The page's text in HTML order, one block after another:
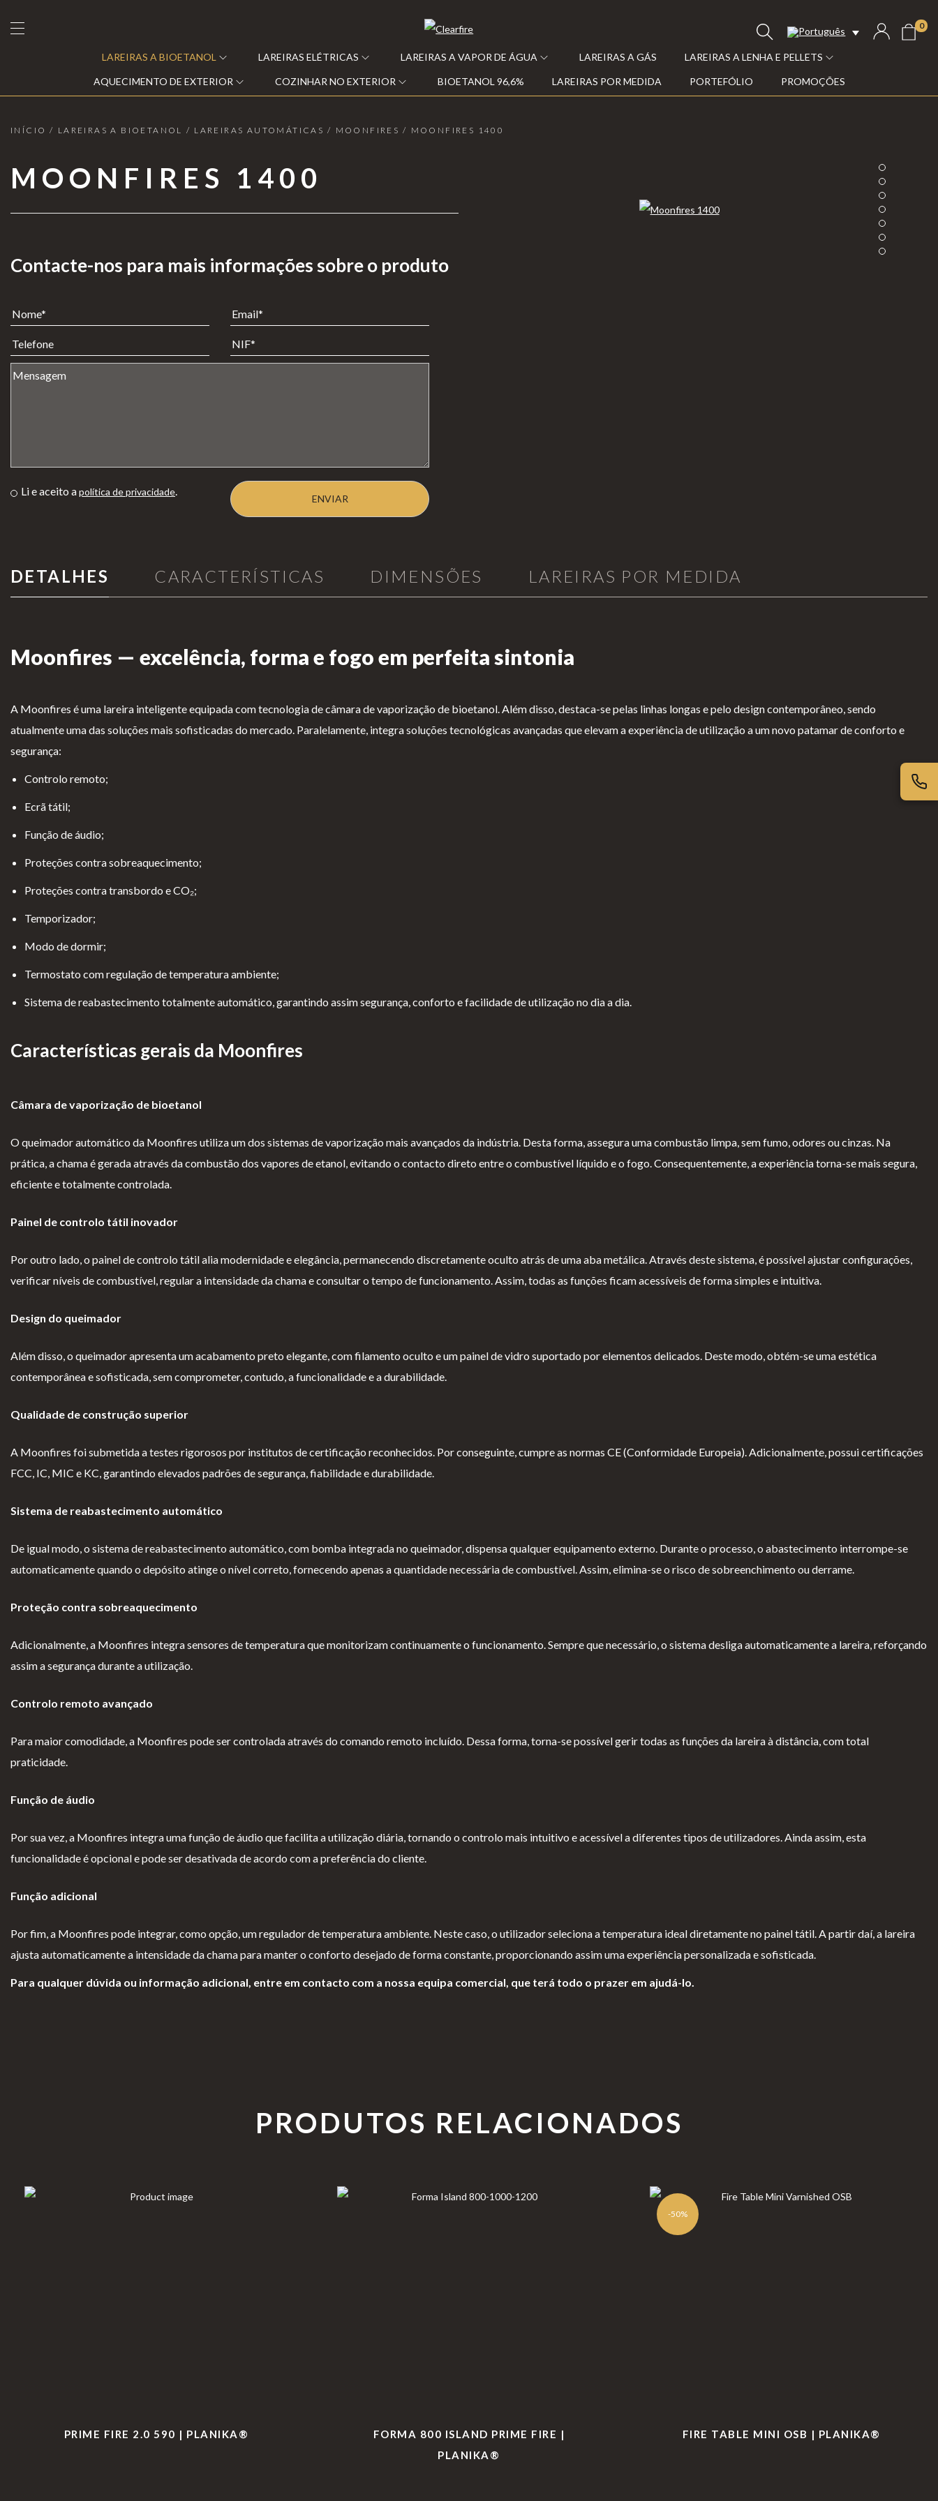
0
LAREIRAS A BIOETANOL LAREIRAS ELÉTRICAS LAREIRAS A VAPOR DE ÁGUA LAREIRAS A GÁS LAREIRAS A LENHA E PELLETS
AQUECIMENTO DE EXTERIOR COZINHAR NO EXTERIOR BIOETANOL 96,6% LAREIRAS POR MEDIDA PORTEFÓLIO PROMOÇÕES
INÍCIO / LAREIRAS A BIOETANOL / LAREIRAS AUTOMÁTICAS / MOONFIRES / MOONFIRES 1400
MOONFIRES 1400
Contacte-nos para mais informações sobre o produto
Li e aceito apolítica de privacidade.
DETALHES CARACTERÍSTICAS DIMENSÕES LAREIRAS POR MEDIDA
Moonfires — excelência, forma e fogo em perfeita sintonia
A Moonfires é uma lareira inteligente equipada com tecnologia de câmara de vaporização de bioetanol. Além disso, destaca-se pelas linhas longas e pelo design contemporâneo, sendo
atualmente uma das soluções mais sofisticadas do mercado. Paralelamente, integra soluções tecnológicas avançadas que elevam a experiência de utilização a um novo patamar de conforto e
segurança:
Controlo remoto;
Ecrã tátil;
Função de áudio;
Proteções contra sobreaquecimento;
Proteções contra transbordo e CO₂;
Temporizador;
Modo de dormir;
Termostato com regulação de temperatura ambiente;
Sistema de reabastecimento totalmente automático, garantindo assim segurança, conforto e facilidade de utilização no dia a dia.
Características gerais da Moonfires
Câmara de vaporização de bioetanol
O queimador automático da Moonfires utiliza um dos sistemas de vaporização mais avançados da indústria. Desta forma, assegura uma combustão limpa, sem fumo, odores ou cinzas. Na
prática, a chama é gerada através da combustão dos vapores de etanol, evitando o contacto direto entre o combustível líquido e o fogo. Consequentemente, a experiência torna-se mais segura,
eficiente e totalmente controlada.
Painel de controlo tátil inovador
Por outro lado, o painel de controlo tátil alia modernidade e elegância, permanecendo discretamente oculto atrás de uma aba metálica. Através deste sistema, é possível ajustar configurações,
verificar níveis de combustível, regular a intensidade da chama e consultar o tempo de funcionamento. Assim, todas as funções ficam acessíveis de forma simples e intuitiva.
Design do queimador
Além disso, o queimador apresenta um acabamento preto elegante, com filamento oculto e um painel de vidro suportado por elementos delicados. Deste modo, obtém-se uma estética
contemporânea e sofisticada, sem comprometer, contudo, a funcionalidade e a durabilidade.
Qualidade de construção superior
A Moonfires foi submetida a testes rigorosos por institutos de certificação reconhecidos. Por conseguinte, cumpre as normas CE (Conformidade Europeia). Adicionalmente, possui certificações
FCC, IC, MIC e KC, garantindo elevados padrões de segurança, fiabilidade e durabilidade.
Sistema de reabastecimento automático
De igual modo, o sistema de reabastecimento automático, com bomba integrada no queimador, dispensa qualquer equipamento externo. Durante o processo, o abastecimento interrompe-se
automaticamente quando o depósito atinge o nível correto, fornecendo apenas a quantidade necessária de combustível. Assim, elimina-se o risco de sobreenchimento ou derrame.
Proteção contra sobreaquecimento
Adicionalmente, a Moonfires integra sensores de temperatura que monitorizam continuamente o funcionamento. Sempre que necessário, o sistema desliga automaticamente a lareira, reforçando
assim a segurança durante a utilização.
Controlo remoto avançado
Para maior comodidade, a Moonfires pode ser controlada através do comando remoto incluído. Dessa forma, torna-se possível gerir todas as funções da lareira à distância, com total
praticidade.
Função de áudio
Por sua vez, a Moonfires integra uma função de áudio que facilita a utilização diária, tornando o controlo mais intuitivo e acessível a diferentes tipos de utilizadores. Ainda assim, esta
funcionalidade é opcional e pode ser desativada de acordo com a preferência do cliente.
Função adicional
Por fim, a Moonfires pode integrar, como opção, um regulador de temperatura ambiente. Neste caso, o utilizador seleciona a temperatura ideal diretamente no painel tátil. A partir daí, a lareira
ajusta automaticamente a intensidade da chama para manter o conforto desejado de forma constante, proporcionando assim uma experiência personalizada e sofisticada.
Para qualquer dúvida ou informação adicional, entre em contacto com a nossa equipa comercial, que terá todo o prazer em ajudá-lo.
PRODUTOS RELACIONADOS
PRIME FIRE 2.0 590 | PLANIKA®
FORMA 800 ISLAND PRIME FIRE |
PLANIKA®
-50%
FIRE TABLE MINI OSB | PLANIKA®
Clearfire
s
Neverda
Suspensas
Lareiras Elétricas
Lareiras a Vapor de Água
Lareiras a lenha e Pellets
Aquecimento de Exterior
Cozinhar no Exterior
Bioetanol 96,6%
Promoções
INFORMAÇÃO
FAQ’s
PERFIL
Lareiras por Medida
ític
a
de
va
ad
e
mo
s e
Co
çõe
Ger
ais
vr
o
d
El
gi
o
ro
de
ma
es